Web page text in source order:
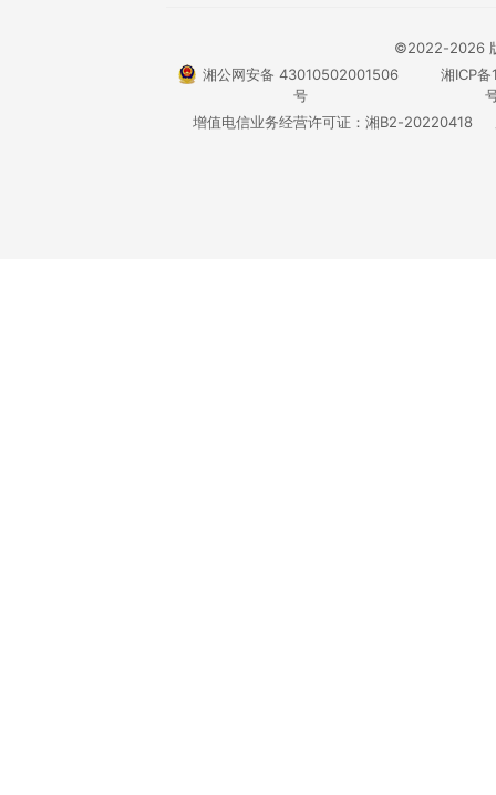
©2022-2026
湘公网安备 43010502001506
号
湘ICP
增值电信业务经营许可证：湘B2-20220418